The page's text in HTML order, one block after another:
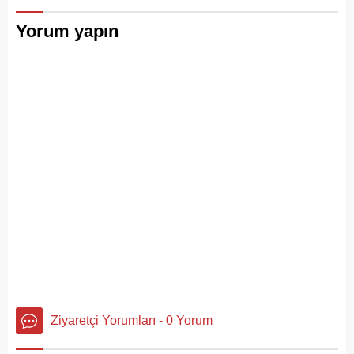
Yorum yapın
Ziyaretçi Yorumları - 0 Yorum